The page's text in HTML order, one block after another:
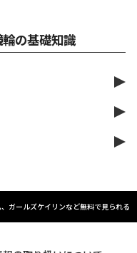
の基礎知識
ガールズケイリンなど無料で見られる